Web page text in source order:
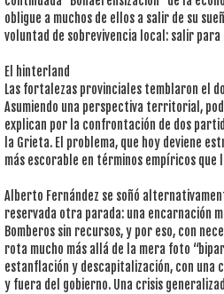
obligue a muchos de ellos a salir de su
voluntad de sobrevivencia local: salir
El hinterland
Las fortalezas provinciales temblaron el
Asumiendo una perspectiva territorial,
explican por la confrontación de dos
la Grieta. El problema, que hoy deviene
más escorable en términos empíricos
Alberto Fernández se soñó
reservada otra parada: una encarnación
Bomberos sin recursos, y por eso, con
rota mucho más allá de la mera foto
estanflación y descapitalización, con
y fuera del gobierno. Una crisis